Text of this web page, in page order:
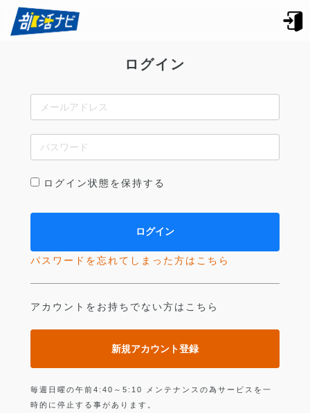
ログイン
ログイン状態を保持する
パスワードを忘れてしまった方はこちら
アカウントをお持ちでない方はこちら
新規アカウント登録
毎週日曜の午前4:40～5:10 メンテナンスの為サービスを一
時的に停止する事があります。